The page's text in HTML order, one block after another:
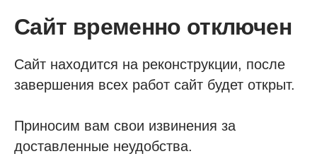
Сайт временно отключен
Сайт находится на реконструкции, после
завершения всех работ сайт будет открыт.
Приносим вам свои извинения за
доставленные неудобства.